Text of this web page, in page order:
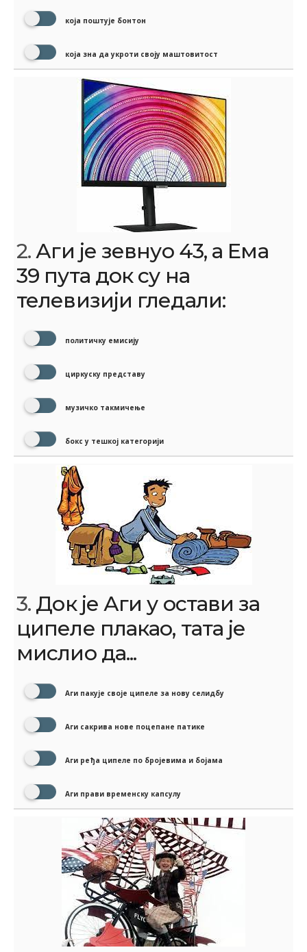
која поштује бонтон
која зна да укроти своју маштовитост
2.Аги је зевнуо 43, а Ема
39 пута док су на
телевизији гледали:
политичку емисију
циркуску представу
музичко такмичење
бокс у тешкој категорији
3. Док је Аги у остави за
ципеле плакао, тата је
мислио да...
Аги пакује своје ципеле за нову селидбу
Аги сакрива нове поцепане патике
Аги ређа ципеле по бројевима и бојама
Аги прави временску капсулу